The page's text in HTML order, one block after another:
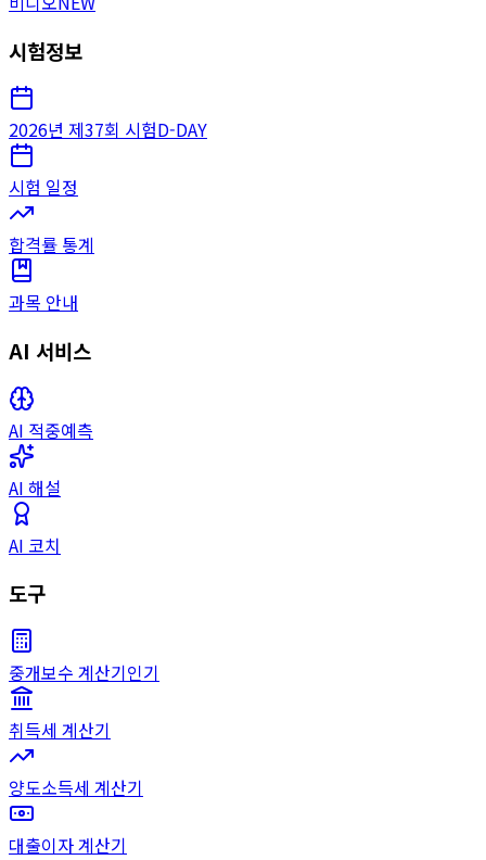
시험정보
2026년 제37회 시험D-DAY
시험 일정
합격률 통계
과목 안내
AI 서비스
AI 적중예측
AI 해설
AI 코치
도구
중개보수 계산기인기
취득세 계산기
양도소득세 계산기
대출이자 계산기